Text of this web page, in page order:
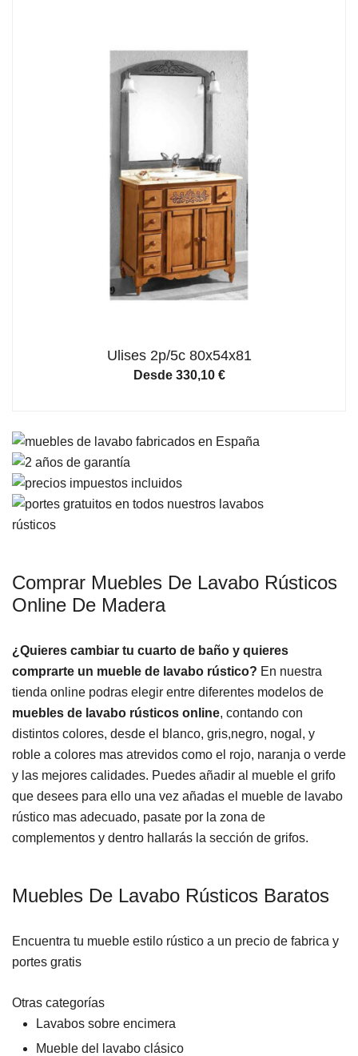
Ulises 2p/5c 80x54x81
Desde 330,10 €
Comprar Muebles De Lavabo Rústicos
Online De Madera
¿Quieres cambiar tu cuarto de baño y quieres
comprarte un mueble de lavabo rústico? En nuestra
tienda online podras elegir entre diferentes modelos de
muebles de lavabo rústicos online, contando con
distintos colores, desde el blanco, gris,negro, nogal, y
roble a colores mas atrevidos como el rojo, naranja o verde
y las mejores calidades. Puedes añadir al mueble el grifo
que desees para ello una vez añadas el mueble de lavabo
rústico mas adecuado, pasate por la zona de
complementos y dentro hallarás la sección de grifos.
Muebles De Lavabo Rústicos Baratos
Encuentra tu mueble estilo rústico a un precio de fabrica y
portes gratis
Otras categorías
Lavabos sobre encimera
Mueble del lavabo clásico